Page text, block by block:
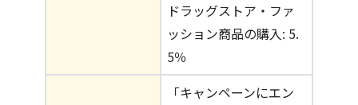
ドラッグストア・ファ
ッション商品の購入: 5.
5％
「キャンペーンにエン